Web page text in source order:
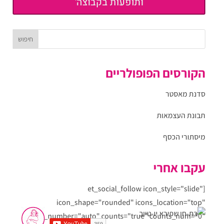
הקורסים הפופולריים
סדנת מאסטר
תבונת העצמאות
מיסתורי הכסף
עקבו אחרי
[et_social_follow icon_style="slide"
icon_shape="rounded" icons_location="top"
col_number="auto" counts="true" counts_num="0"